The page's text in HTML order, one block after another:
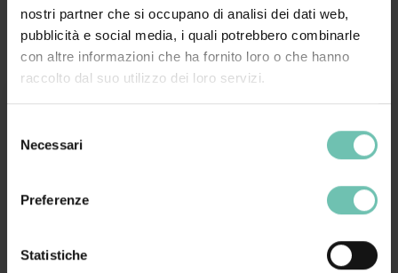
nostri partner che si occupano di analisi dei dati web,
pubblicità e social media, i quali potrebbero combinarle
con altre informazioni che ha fornito loro o che hanno
raccolto dal suo utilizzo dei loro servizi.
delNecessari
Preferenze
Statistiche
38 Euro + IVA
Contattaci al numero 0464 491600 interno #218